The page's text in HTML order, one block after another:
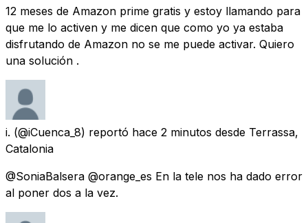
12 meses de Amazon prime gratis y estoy llamando para
que me lo activen y me dicen que como yo ya estaba
disfrutando de Amazon no se me puede activar. Quiero
una solución .
i. (@iCuenca_8) reportó hace 2 minutos desde Terrassa,
Catalonia
@SoniaBalsera @orange_es En la tele nos ha dado error
al poner dos a la vez.